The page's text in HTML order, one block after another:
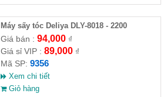
Máy sấy tóc Deliya DLY-8018 - 2200
Giá bán : 94,000₫
Giá sỉ VIP : 89,000₫
Mã SP: 9356
Xem chi tiết
Giỏ hàng